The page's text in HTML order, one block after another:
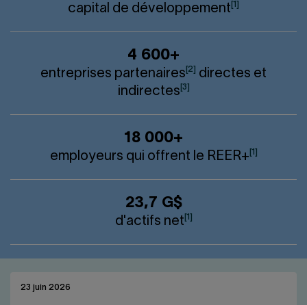
capital de développement [1]
4 600+
entreprises partenaires [2]
directes et
indirectes [3]
18 000+
employeurs qui offrent le REER+ [1]
23,7 G$
d'actifs net [1]
23 juin 2026